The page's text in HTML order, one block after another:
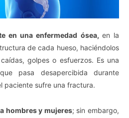
en una enfermedad ósea, en la
de cada hueso, haciéndolos
golpes o esfuerzos. Es una
pasa desapercibida durante
paciente sufre una fractura.
hombres y mujeres; sin embargo,